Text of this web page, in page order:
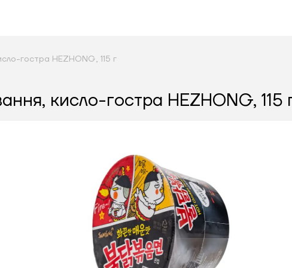
гостра HEZHONG, 115 г
кисло-гостра HEZHONG, 115